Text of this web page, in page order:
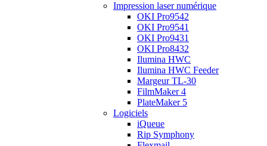
Impression laser numérique
OKI Pro9542
OKI Pro9541
OKI Pro9431
OKI Pro8432
Ilumina HWC
Ilumina HWC Feeder
Margeur TL-30
FilmMaker 4
PlateMaker 5
Logiciels
iQueue
Rip Symphony